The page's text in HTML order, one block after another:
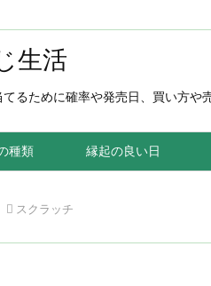
生活
るために確率や発売日、買い方や
種類 縁起の良い日
 スクラッチ